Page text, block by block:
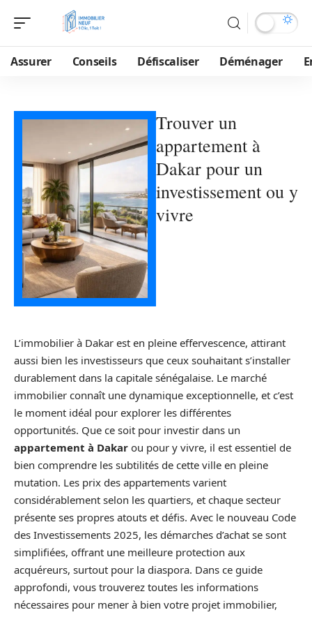
Assurer Conseils Défiscaliser Déménager
Trouver un
appartement à
Dakar pour un
investissement ou y
vivre
L’immobilier à Dakar est en pleine effervescence, attirant
aussi bien les investisseurs que ceux souhaitant s’installer
durablement dans la capitale sénégalaise. Le marché
immobilier connaît une dynamique exceptionnelle, et c’est
le moment idéal pour explorer les différentes
opportunités. Que ce soit pour investir dans un
appartement à Dakar ou pour y vivre, il est essentiel de
bien comprendre les subtilités de cette ville en pleine
mutation. Les prix des appartements varient
considérablement selon les quartiers, et chaque secteur
présente ses propres atouts et défis. Avec le nouveau Code
des Investissements 2025, les démarches d’achat se sont
simplifiées, offrant une meilleure protection aux
acquéreurs, surtout pour la diaspora. Dans ce guide
approfondi, vous trouverez toutes les informations
nécessaires pour mener à bien votre projet immobilier,